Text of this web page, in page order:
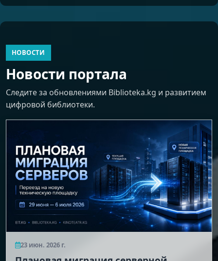
НОВОСТИ
Новости портала
Следите за обновлениями Biblioteka.kg и развитием
цифровой библиотеки.
23 июн. 2026 г.